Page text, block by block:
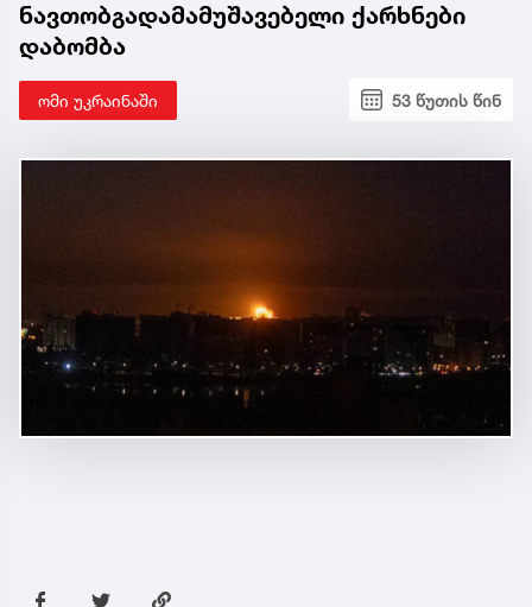
ნავთობგადამამუშავებელი ქარხნები
დაბომბა
ომი უკრაინაში 53 წუთის წინ